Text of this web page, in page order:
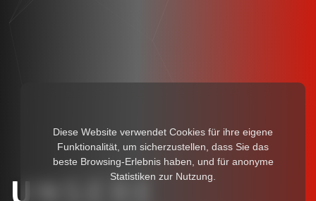
Diese Website verwendet Cookies für ihre eigene
Funktionalität, um sicherzustellen, dass Sie das
beste Browsing-Erlebnis haben, und für anonyme
Statistiken zur Nutzung.
UNSERE